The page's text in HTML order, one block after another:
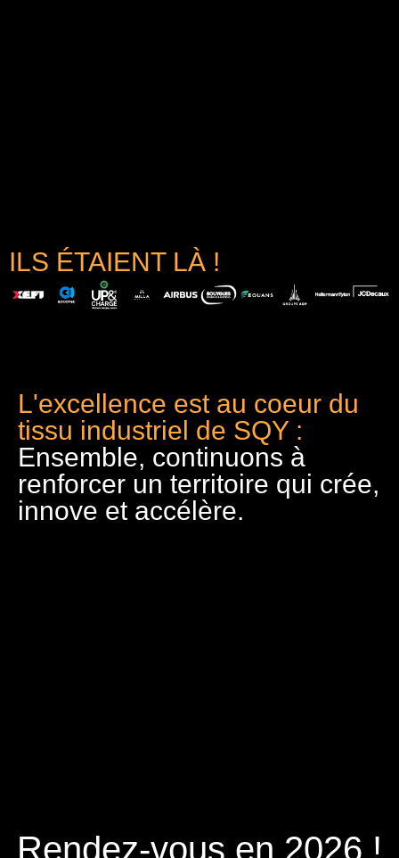
ILS ÉTAIENT LÀ !
L'excellence est au coeur du
tissu industriel de SQY :
Ensemble, continuons à
renforcer un territoire qui crée,
innove et accélère.
Rendez-vous en 2026 !